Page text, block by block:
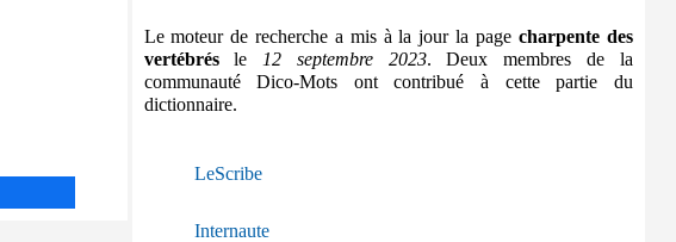
Le moteur de recherche a mis à la jour la page charpente des
vertébrésle 12 septembre 2023. Deux membres de la
communauté Dico-Mots ont contribué à cette partie du
dictionnaire.
LeScribe
Internaute